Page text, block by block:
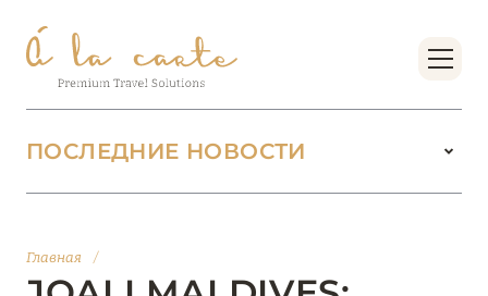
Главная /
ПОСЛЕДНИЕ НОВОСТИ
БУТИК-КУРОРТЫ МАЛЬДИВСКИХ ОСТРОВОВ